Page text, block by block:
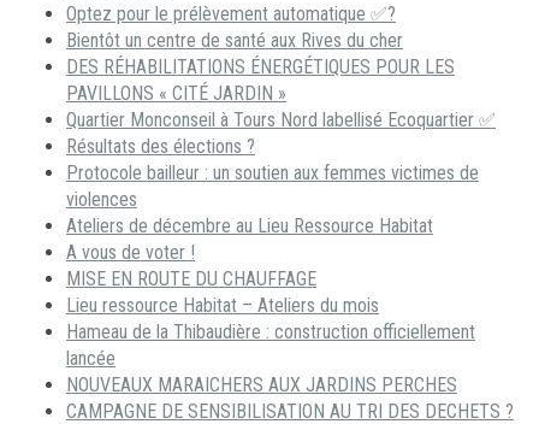
Optez pour le prélèvement automatique ✅?
Bientôt un centre de santé aux Rives du cher
DES RÉHABILITATIONS ÉNERGÉTIQUES POUR LES
PAVILLONS « CITÉ JARDIN »
Quartier Monconseil à Tours Nord labellisé Ecoquartier ✅
Résultats des élections ?
Protocole bailleur : un soutien aux femmes victimes de
violences
Ateliers de décembre au Lieu Ressource Habitat
A vous de voter !
MISE EN ROUTE DU CHAUFFAGE
Lieu ressource Habitat – Ateliers du mois
Hameau de la Thibaudière : construction officiellement
lancée
NOUVEAUX MARAICHERS AUX JARDINS PERCHES
CAMPAGNE DE SENSIBILISATION AU TRI DES DECHETS ?